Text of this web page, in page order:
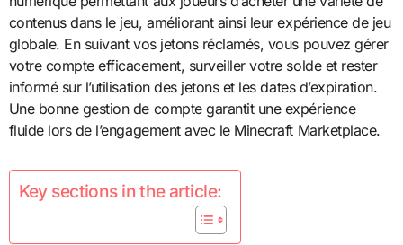
contenus dans le jeu, améliorant ainsi leur expérience de jeu
globale. En suivant vos jetons réclamés, vous pouvez gérer
votre compte efficacement, surveiller votre solde et rester
informé sur l’utilisation des jetons et les dates d’expiration.
Une bonne gestion de compte garantit une expérience
fluide lors de l’engagement avec le Minecraft Marketplace.
Key sections in the article: